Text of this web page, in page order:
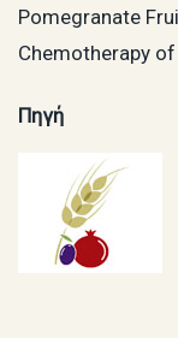
Pomegranate
Chemotherapy
Πηγή